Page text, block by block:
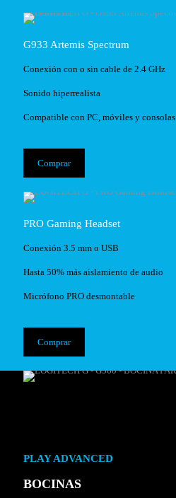
G933 Artemis Spectrum
Conexión con o sin cable de 2.4 GHz
Sonido hiperrealista
Compatible con PC, móviles y consolas
Comprar
PRO Gaming Headset
Conexión 3.5 mm o USB
Hasta 50% más aislamiento de audio
Micrófono PRO desmontable
Comprar
PLAY ADVANCED
BOCINAS